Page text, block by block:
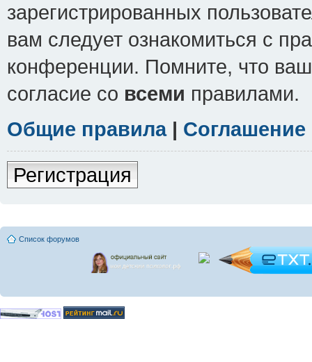
зарегистрированных
вам следует ознакомиться с
конференции. Помните, что
согласие со всеми правилами.
Общие правила|
Регистрация
Список форумов